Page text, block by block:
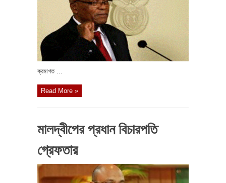
ক্রমাগত ...
Read More »
মালদ্বীপের প্রধান বিচারপতি
গ্রেফতার